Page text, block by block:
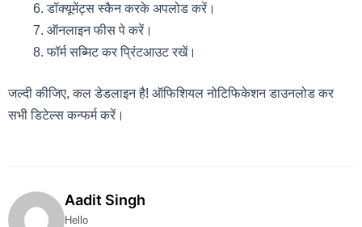
डॉक्यूमेंट्स स्कैन करके अपलोड करें।
ऑनलाइन फीस पे करें।
फॉर्म सब्मिट कर प्रिंटआउट रखें।
जल्दी कीजिए, कल डेडलाइन है! ऑफिशियल नोटिफिकेशन डाउनलोड कर
सभी डिटेल्स कन्फर्म करें।
Aadit Singh
Hello